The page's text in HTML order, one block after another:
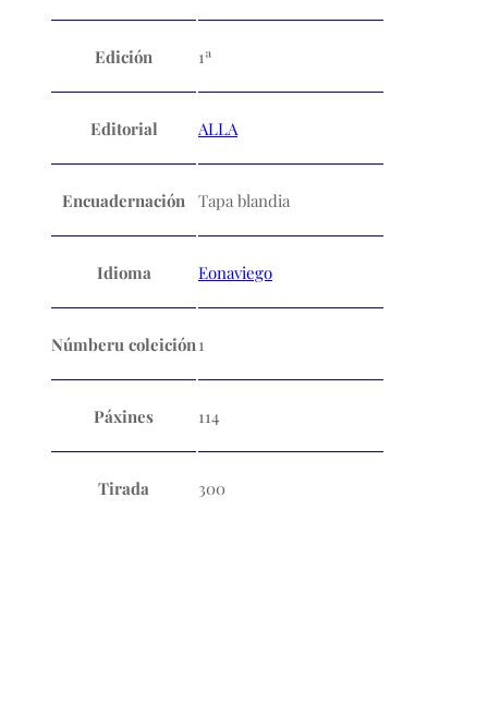
Edición 1ª
Editorial ALLA
Encuadernación Tapa blandia
Idioma Eonaviego
Númberu coleición1
Páxines 114
Tirada 300